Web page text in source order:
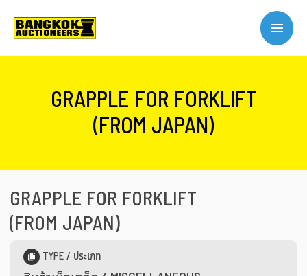
GRAPPLE FOR FORKLIFT
(FROM JAPAN)
GRAPPLE FOR FORKLIFT
(FROM JAPAN)
TYPE / ประเภท